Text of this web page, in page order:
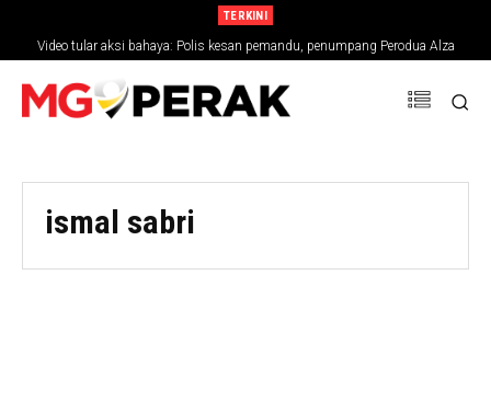
TERKINI
Video tular aksi bahaya: Polis kesan pemandu, penumpang Perodua Alza
ismal sabri